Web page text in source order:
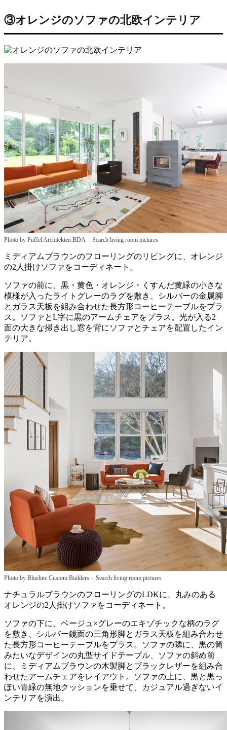
③オレンジのソファの北欧インテリア
Photo by Püffel Architekten BDA – Search living room pictures
ミディアムブラウンのフローリングのリビングに、オレンジ
の2人掛けソファをコーディネート。
ソファの前に、黒・黄色・オレンジ・くすんだ黄緑の小さな
模様が入ったライトグレーのラグを敷き、シルバーの金属脚
とガラス天板を組み合わせた長方形コーヒーテーブルをプラ
ス。ソファとL字に黒のアームチェアをプラス。光が入る2
面の大きな掃き出し窓を背にソファとチェアを配置したイン
テリア。
Photo by Blueline Custom Builders – Search living room pictures
ナチュラルブラウンのフローリングのLDKに、丸みのある
オレンジの2人掛けソファをコーディネート。
ソファの下に、ベージュ×グレーのエキゾチックな柄のラグ
を敷き、シルバー鏡面の三角形脚とガラス天板を組み合わせ
た長方形コーヒーテーブルをプラス。ソファの隣に、黒の筒
みたいなデザインの丸型サイドテーブル、ソファの斜め前
に、ミディアムブラウンの木製脚とブラックレザーを組み合
わせたアームチェアをレイアウト。ソファの上に、黒と黒っ
ぽい青緑の無地クッションを乗せて、カジュアル過ぎないイ
ンテリアを演出。